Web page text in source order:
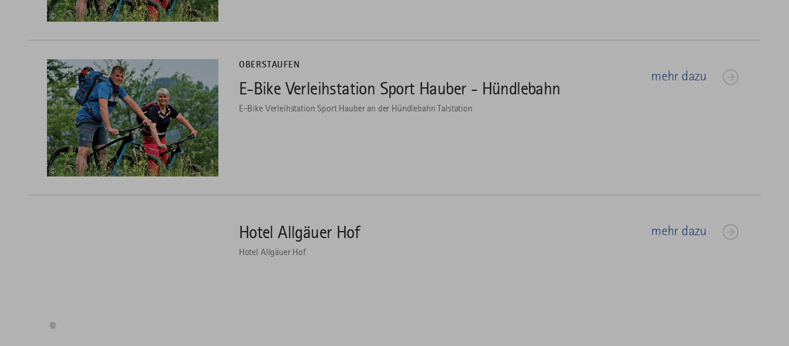
©
OBERSTAUFEN
E-Bike Verleihstation Sport Hauber - Hündlebahn
©
E-Bike Verleihstation Sport Hauber an der Hündlebahn Talstation
mehr dazu
3
Hotel Allgäuer Hof
©
Hotel Allgäuer Hof
mehr dazu